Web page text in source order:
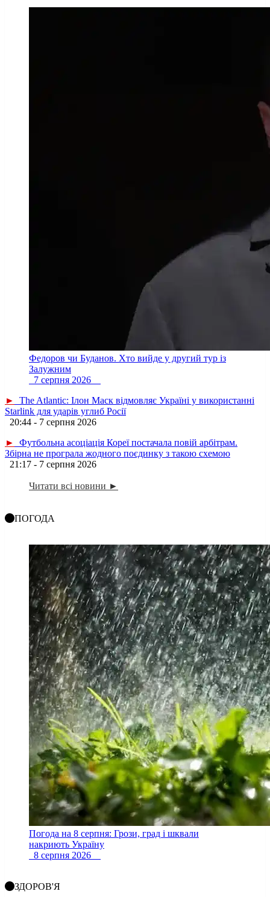
Федоров чи Буданов. Хто вийде у другий тур із
Залужним
7 серпня 2026
►
The Atlantic: Ілон Маск відмовляє Україні у використанні
Starlink для ударів углиб Росії
20:44 - 7 серпня 2026
►
Футбольна асоціація Кореї постачала повій арбітрам.
Збірна не програла жодного поєдинку з такою схемою
21:17 - 7 серпня 2026
Читати всі новини ►
ПОГОДА
Погода на 8 серпня: Грози, град і шквали
накриють Україну
8 серпня 2026
ЗДОРОВ'Я